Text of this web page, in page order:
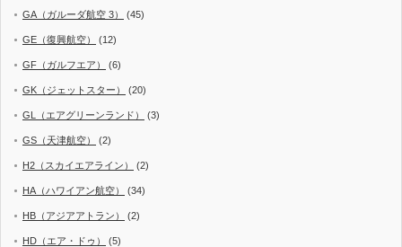
GA（ガルーダ航空 3） (45)
GE（復興航空） (12)
GF（ガルフエア） (6)
GK（ジェットスター） (20)
GL（エアグリーンランド） (3)
GS（天津航空） (2)
H2（スカイエアライン） (2)
HA（ハワイアン航空） (34)
HB（アジアアトラン） (2)
HD（エア・ドゥ） (5)